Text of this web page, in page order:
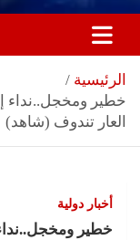
الرئيسية
خطير ومخجل..نداء
العار تندوف (شاهد)
أخبار دولية
خطير